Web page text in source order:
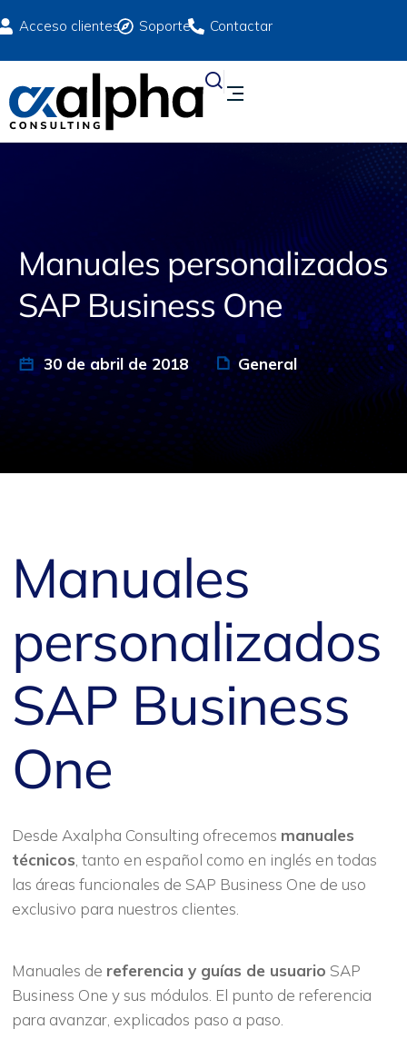
Acceso clientes Soporte Contactar
Manuales personalizados
SAP Business One
30 de abril de 2018 General
Manuales
personalizados
SAP Business
One
Desde Axalpha Consulting ofrecemos manuales
técnicos , tanto en español como en inglés en todas
las áreas funcionales de SAP Business One de uso
exclusivo para nuestros clientes.
Manuales de referencia y guías de usuario SAP
Business One y sus módulos. El punto de referencia
para avanzar, explicados paso a paso.